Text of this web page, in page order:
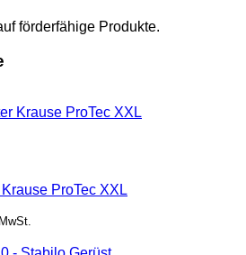
förderfähige Produkte.
ProTec XXL